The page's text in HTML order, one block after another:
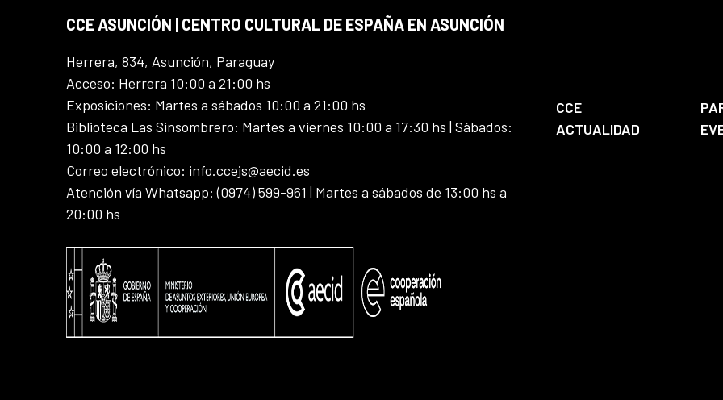
CCE ASUNCIÓN | CENTRO CULTURAL DE ESPAÑA EN ASUNCIÓN
Herrera, 834, Asunción, Paraguay
Acceso: Herrera 10:00 a 21:00 hs
Exposiciones: Martes a sábados 10:00 a 21:00 hs
Biblioteca Las Sinsombrero: Martes a viernes 10:00 a 17:30 hs | Sábados:
10:00 a 12:00 hs
Correo electrónico: info.ccejs@aecid.es
Atención vía Whatsapp: (0974) 599-961 | Martes a sábados de 13:00 hs a
20:00 hs
CCE
ACTUALIDAD